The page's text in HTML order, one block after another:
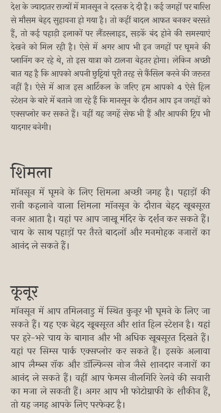
देश के ज्यादातर राज्यों में मानसून ने दस्तक दे दी है। कई जगहों पर बारिश
से मौसम बेहद सुहावना हो गया है। तो कहीं बादल आफत बनकर बरसते
हैं, तो कई पहाड़ी इलाकों पर लैंडस्लाइड, सड़कें बंद होने की समस्याएं
देखने को मिल रही है। ऐसे में अगर आप भी इन जगहों पर घूमने की
प्लानिंग कर रहे थे, तो इस यात्रा को टालना बेहतर होगा। लेकिन अच्छी
बात यह है कि आपको अपनी छुट्टियां पूरी तरह से कैंसिल करने की जरूरत
नहीं है। ऐसे में आज इस आर्टिकल के जरिए हम आपको 4 ऐसे हिल
स्टेशन के बारे में बताने जा रहे हैं कि मानसून के दौरान आप इन जगहों को
एक्सप्लोर कर सकते हैं। वहीं यह जगहें सेफ भी हैं और आपकी ट्रिप भी
यादगार बनेगी।
शिमला
मॉनसून में घूमने के लिए शिमला अच्छी जगह है। पहाड़ों की
रानी कहलाने वाला शिमला मॉनसून के दौरान बेहद खूबसूरत
नजर आता है। यहां पर आप जाखू मंदिर के दर्शन कर सकते हैं।
चाय के साथ पहाड़ों पर तैरते बादलों और मनमोहक नजारों का
आनंद ले सकते हैं।
कूनूर
मॉनसून में आप तमिलनाडु में स्थित कुनूर भी घूमने के लिए जा
सकते हैं। यह एक बेहद खूबसूरत और शांत हिल स्टेशन है। यहां
पर हरे-भरे चाय के बागान और भी अधिक खूबसूरत दिखते हैं।
यहां पर सिम्स पार्क एक्सप्लोर कर सकते हैं। इसके अलावा
आप लैम्ब्स रॉक और डॉल्फिन्स नोज जैसे शानदार नजारों का
आनंद ले सकते हैं। वहीं आप फेमस नीलगिरि रेलवे की सवारी
का मजा ले सकती हैं। अगर आप भी फोटोग्राफी के शौकीन हैं,
तो यह जगह आपके लिए परफेक्ट है।